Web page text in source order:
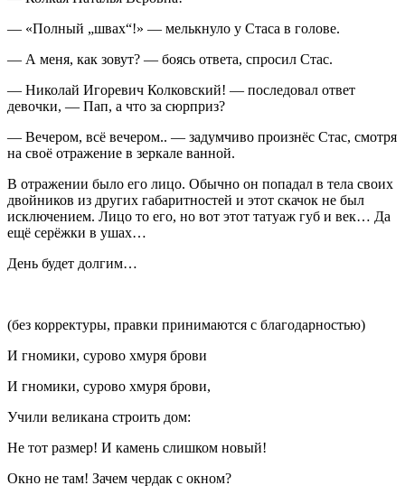
— «Полный „швах“!» — мелькнуло у Стаса в голове.
— А меня, как зовут? — боясь ответа, спросил Стас.
— Николай Игоревич Колковский! — последовал ответ
девочки, — Пап, а что за сюрприз?
— Вечером, всё вечером.. — задумчиво произнёс Стас, смотря
на своё отражение в зеркале ванной.
В отражении было его лицо. Обычно он попадал в тела своих
двойников из других габаритностей и этот скачок не был
исключением. Лицо то его, но вот этот татуаж губ и век… Да
ещё серёжки в ушах…
День будет долгим…
(без корректуры, правки принимаются с благодарностью)
И гномики, сурово хмуря брови
И гномики, сурово хмуря брови,
Учили великана строить дом:
Не тот размер! И камень слишком новый!
Окно не там! Зачем чердак с окном?